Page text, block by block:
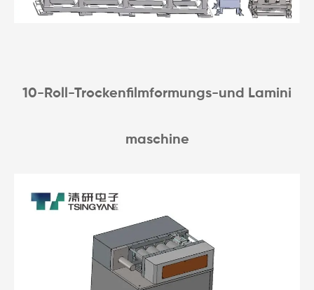
10-Roll-Trockenfilmformungs-und Lamini
maschine